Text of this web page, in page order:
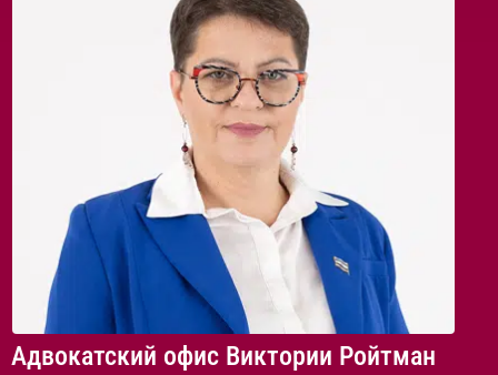
Адвокатский офис Виктории Ройтман